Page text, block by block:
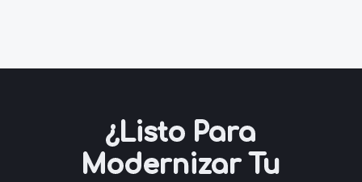
¿Listo Para
Modernizar Tu